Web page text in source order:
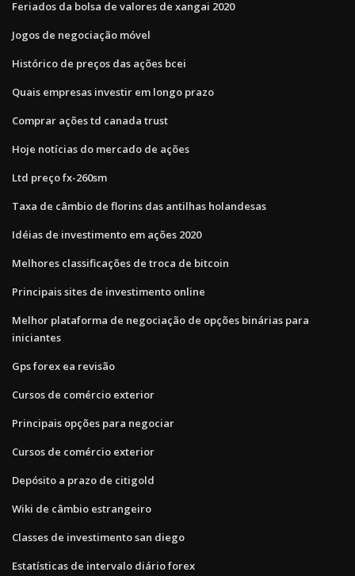
Feriados da bolsa de valores de xangai 2020
Jogos de negociação móvel
Histórico de preços das ações bcei
Quais empresas investir em longo prazo
Comprar ações td canada trust
Hoje notícias do mercado de ações
Ltd preço fx-260sm
Taxa de câmbio de florins das antilhas holandesas
Idéias de investimento em ações 2020
Melhores classificações de troca de bitcoin
Principais sites de investimento online
Melhor plataforma de negociação de opções binárias para
iniciantes
Gps forex ea revisão
Cursos de comércio exterior
Principais opções para negociar
Cursos de comércio exterior
Depósito a prazo de citigold
Wiki de câmbio estrangeiro
Classes de investimento san diego
Estatísticas de intervalo diário forex